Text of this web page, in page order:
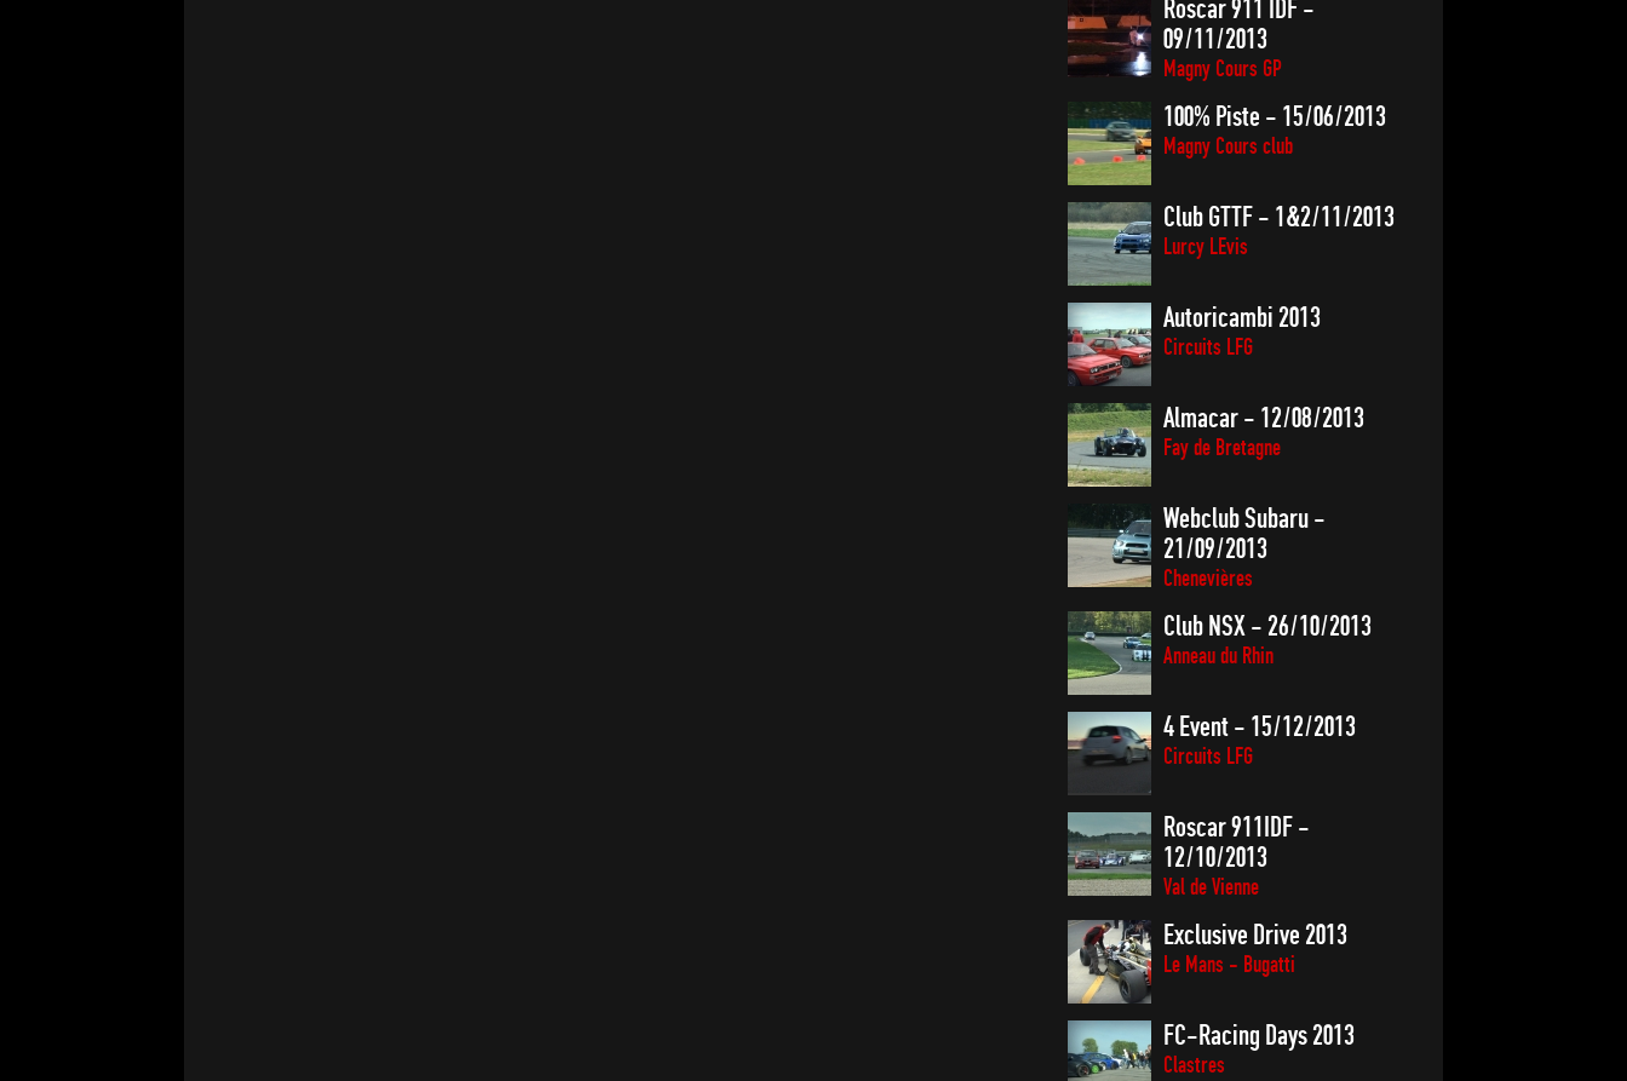
Roscar 911 IDF -
09/11/2013
Magny Cours GP
100% Piste - 15/06/2013
Magny Cours club
Club GTTF - 1&2/11/2013
Lurcy LEvis
Autoricambi 2013
Circuits LFG
Almacar - 12/08/2013
Fay de Bretagne
Webclub Subaru -
21/09/2013
Chenevières
Club NSX - 26/10/2013
Anneau du Rhin
4 Event - 15/12/2013
Circuits LFG
Roscar 911IDF -
12/10/2013
Val de Vienne
Exclusive Drive 2013
Le Mans - Bugatti
FC-Racing Days 2013
Clastres